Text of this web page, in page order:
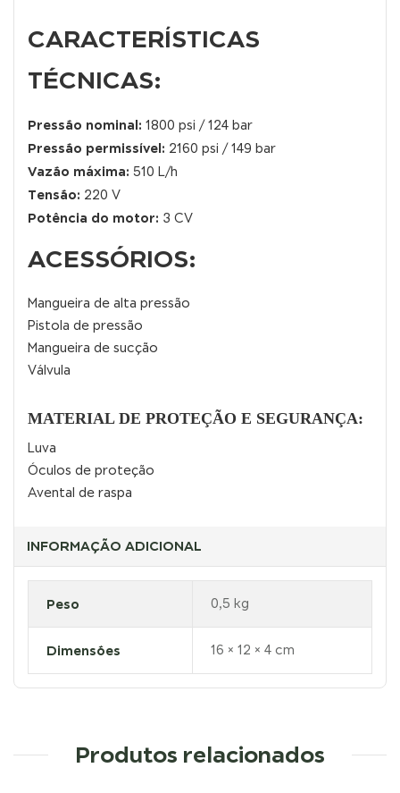
CARACTERÍSTICAS
TÉCNICAS:
Pressão nominal: 1800 psi / 124 bar
Pressão permissível: 2160 psi / 149 bar
Vazão máxima: 510 L/h
Tensão: 220 V
Potência do motor: 3 CV
ACESSÓRIOS:
Mangueira de alta pressão
Pistola de pressão
Mangueira de sucção
Válvula
MATERIAL DE PROTEÇÃO E SEGURANÇA:
Luva
Óculos de proteção
Avental de raspa
INFORMAÇÃO ADICIONAL
Peso 0,5 kg
Dimensões 16 × 12 × 4 cm
Produtos relacionados